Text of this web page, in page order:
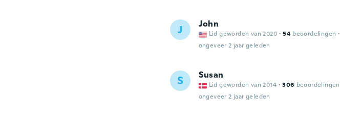
J John
Lid geworden van 2020 · 54 beoordelingen ·
ongeveer 2 jaar geleden
S Susan
Lid geworden van 2014 · 306 beoordelingen
ongeveer 2 jaar geleden